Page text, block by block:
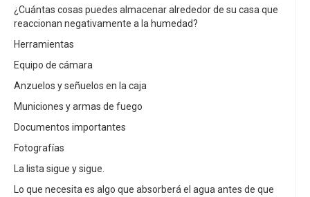
¿Cuántas cosas puedes almacenar alrededor de su casa que
reaccionan negativamente a la humedad?
Herramientas
Equipo de cámara
Anzuelos y señuelos en la caja
Municiones y armas de fuego
Documentos importantes
Fotografías
La lista sigue y sigue.
Lo que necesita es algo que absorberá el agua antes de que